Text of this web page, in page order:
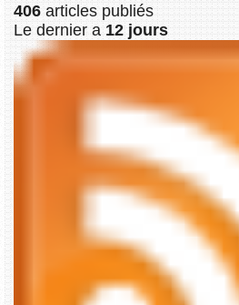
406 articles publiés
Le dernier a 12 jours